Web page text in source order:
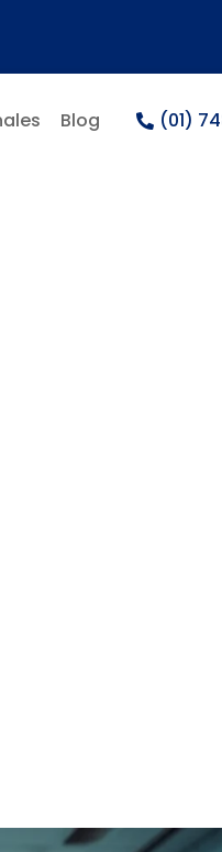
Blog (01)